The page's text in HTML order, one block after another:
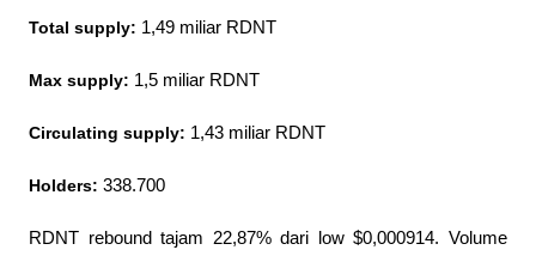
Total supply: 1,49 miliar RDNT
Max supply: 1,5 miliar RDNT
Circulating supply: 1,43 miliar RDNT
Holders: 338.700
RDNT rebound tajam 22,87% dari low $0,000914. Volume